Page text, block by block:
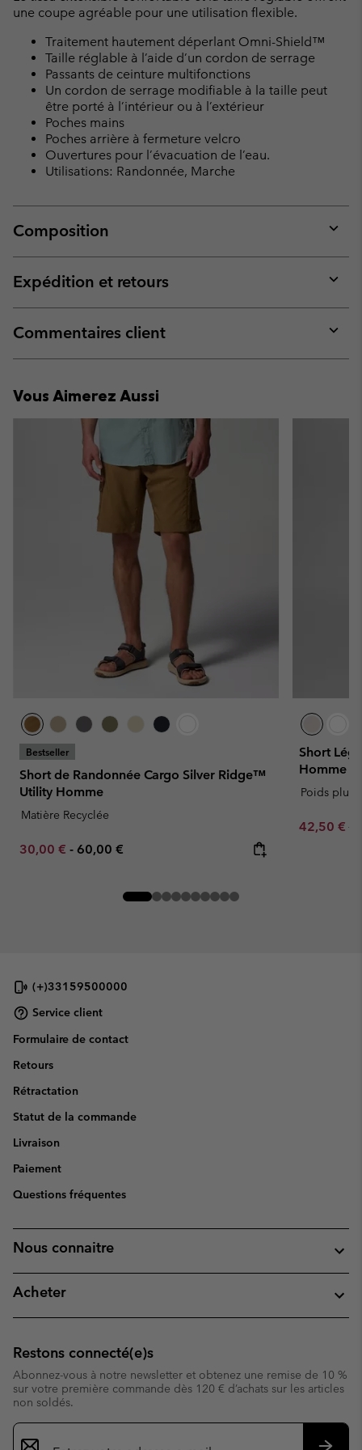
une coupe agréable pour une utilisation flexible.
Traitement hautement déperlant Omni-Shield™
Taille réglable à l’aide d’un cordon de serrage
Passants de ceinture multifonctions
Un cordon de serrage modifiable à la taille peut
être porté à l’intérieur ou à l’extérieur
Poches mains
Poches arrière à fermeture velcro
Ouvertures pour l’évacuation de l’eau.
Utilisations: Randonnée, Marche
Composition
or
Expédition et retours
or
Commentaires client
or
Vous Aimerez Aussi
Bestseller
Short de Randonnée Cargo Silver Ridge™
Utility Homme
Matière Recyclée
Minimum sale price:
30,00 € - Maximum price:
60,00 €
Short
Homme
Poids
Sale price:
42,50 €
(+)33159500000
Service client
Formulaire de contact
Retours
Rétractation
Statut de la commande
Livraison
Paiement
Questions fréquentes
Nous connaitre
Acheter
Restons connecté(e)s
Abonnez-vous à notre newsletter et obtenez une remise de 10 %
sur votre première commande dès 120 € d’achats sur les articles
non soldés.
Inscription